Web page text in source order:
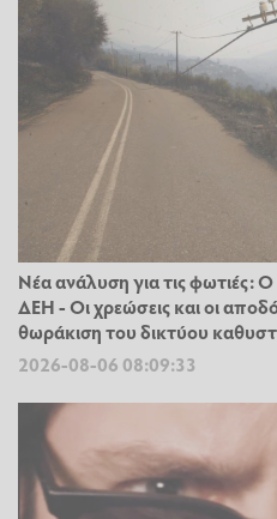
Νέα ανάλυση για τις
ΔΕΗ - Οι χρεώσεις και οι
θωράκιση του δικτύου
2026-08-06 08:09:33